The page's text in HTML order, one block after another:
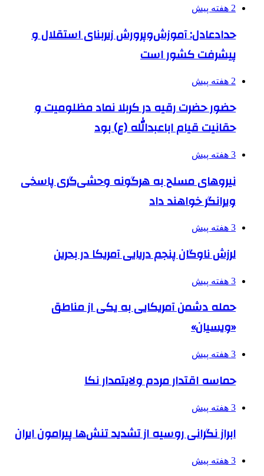
2 هفته پیش
حدادعادل: آموزش‌وپرورش زیربنای استقلال و
پیشرفت کشور است
2 هفته پیش
حضور حضرت رقیه در کربلا نماد مظلومیت و
حقانیت قیام اباعبدالله (ع) بود
3 هفته پیش
نیروهای مسلح به هرگونه وحشی‌گری پاسخی
ویرانگر خواهند داد
3 هفته پیش
لرزش ناوگان پنجم دریایی آمریکا در بحرین
3 هفته پیش
حمله دشمن آمریکایی به یکی از مناطق
«ویسیان»
3 هفته پیش
حماسه اقتدار مردم ولایتمدار نکا
3 هفته پیش
ابراز نگرانی روسیه از تشدید تنش‌ها پیرامون ایران
3 هفته پیش